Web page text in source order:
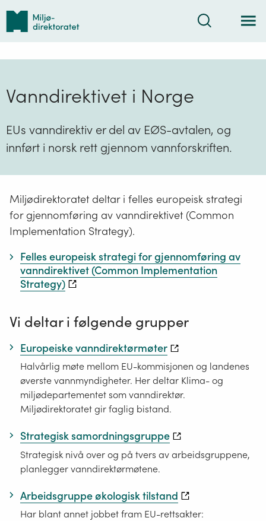
Tilbake
forsiden
Søk
Vanndirektivet i Norge
EUs vanndirektiv er del av EØS-avtalen, og
innført i norsk rett gjennom vannforskriften.
Miljødirektoratet deltar i felles europeisk strategi
for gjennomføring av vanndirektivet (Common
Implementation Strategy).
Felles europeisk strategi for gjennomføring av
vanndirektivet (Common Implementation
Strategy)
Vi deltar i følgende grupper
Europeiske vanndirektørmøter
Halvårlig møte mellom EU-kommisjonen og landenes
øverste vannmyndigheter. Her deltar Klima- og
miljødepartementet som vanndirektør.
Miljødirektoratet gir faglig bistand.
Strategisk samordningsgruppe
Strategisk nivå over og på tvers av arbeidsgruppene,
planlegger vanndirektørmøtene.
Arbeidsgruppe økologisk tilstand
Har blant annet jobbet fram EU-rettsakter: